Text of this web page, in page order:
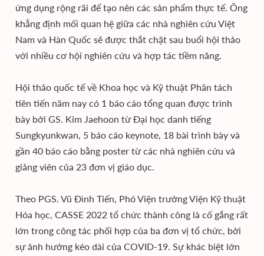
ứng dụng rộng rãi để tạo nên các sản phẩm thực tế. Ông
khẳng định mối quan hệ giữa các nhà nghiên cứu Việt
Nam và Hàn Quốc sẽ được thắt chặt sau buổi hội thảo
với nhiều cơ hội nghiên cứu và hợp tác tiềm năng.
Hội thảo quốc tế về Khoa học và Kỹ thuật Phân tách
tiên tiến năm nay có 1 báo cáo tổng quan được trình
bày bởi GS. Kim Jaehoon từ Đại học danh tiếng
Sungkyunkwan, 5 báo cáo keynote, 18 bài trình bày và
gần 40 báo cáo bằng poster từ các nhà nghiên cứu và
giảng viên của 23 đơn vị giáo dục.
Theo PGS. Vũ Đình Tiến, Phó Viện trưởng Viện Kỹ thuật
Hóa học, CASSE 2022 tổ chức thành công là cố gắng rất
lớn trong công tác phối hợp của ba đơn vị tổ chức, bởi
sự ảnh hưởng kéo dài của COVID-19. Sự khác biệt lớn